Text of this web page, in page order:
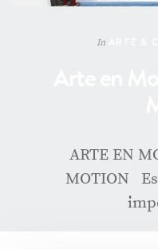
In
ARTE EN
MOTION